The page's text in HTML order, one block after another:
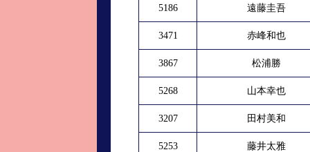
5186 遠藤圭吾
3471 赤峰和也
3867 松浦勝
5268 山本幸也
3207 田村美和
5253 藤井太雅